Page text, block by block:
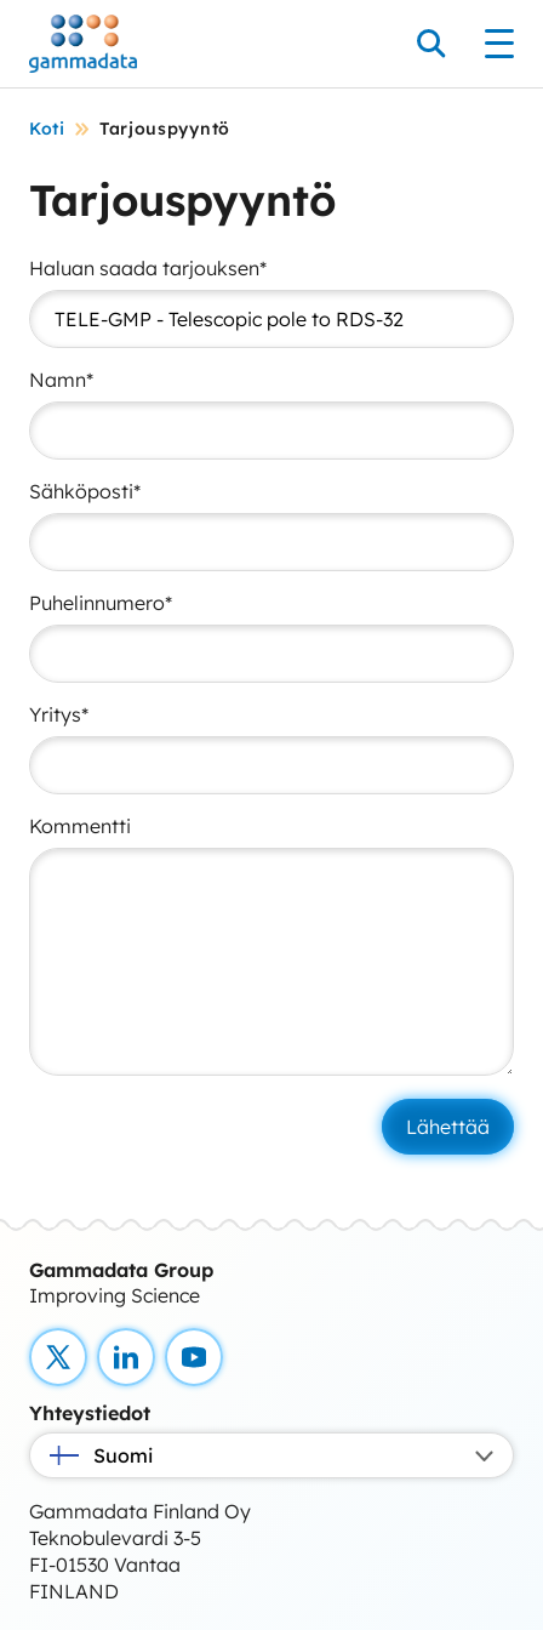
Siirry
pääsisältöönt
Hae
Koti Tarjouspyyntö
Tarjouspyyntö
Haluan saada tarjouksen*
Namn*
Sähköposti*
Puhelinnumero*
Yritys*
Kommentti
Gammadata Group
Improving Science
X LinkedInYouTube
Yhteystiedot
Suomi
Gammadata Finland Oy
Teknobulevardi 3-5
FI-01530 Vantaa
FINLAND